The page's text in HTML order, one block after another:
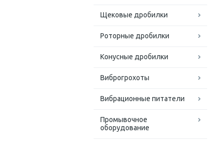
Щековые дробилки
Роторные дробилки
Конусные дробилки
Виброгрохоты
Вибрационные питатели
Промывочное
оборудование